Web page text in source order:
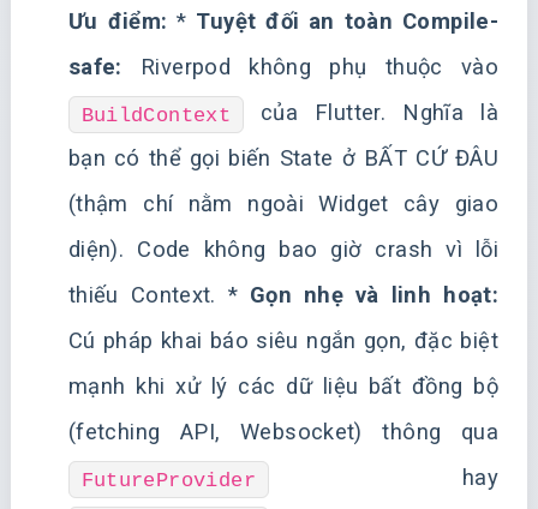
Ưu điểm: * Tuyệt đối an toàn Compile-
safe: Riverpod không phụ thuộc vào
BuildContext
của Flutter. Nghĩa là
bạn có thể gọi biến State ở BẤT CỨ ĐÂU
(thậm chí nằm ngoài Widget cây giao
diện). Code không bao giờ crash vì lỗi
thiếu Context. * Gọn nhẹ và linh hoạt:
Cú pháp khai báo siêu ngắn gọn, đặc biệt
mạnh khi xử lý các dữ liệu bất đồng bộ
(fetching API, Websocket) thông qua
FutureProvider hay